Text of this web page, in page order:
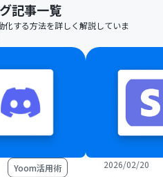
記事一覧
化する方法を詳しく解説していま
Yoom活用術 2026/02/20